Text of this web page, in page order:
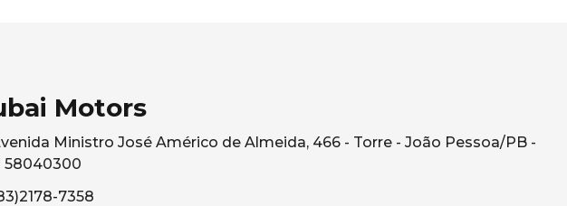
Motors
Ministro José Américo de Almeida, 466 - Torre - João Pessoa/PB -
58040300
7358